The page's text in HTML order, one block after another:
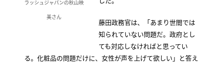
ラッシュジャパンの秋山映
美さん
藤田政務官は、「あまり世間では
知られていない問題だ。政府とし
ても対応しなければと思ってい
る。化粧品の問題だけに、女性が声を上げて欲しい」と答え